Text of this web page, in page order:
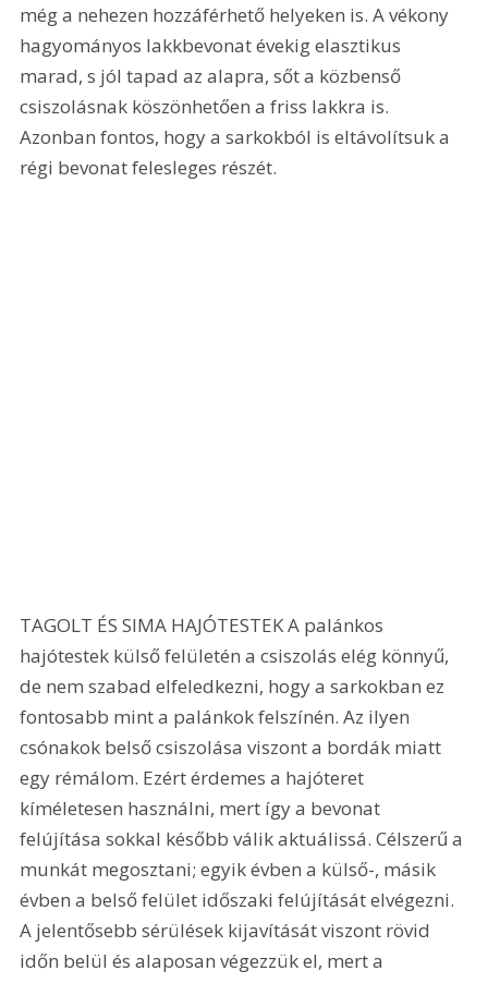
még a nehezen hozzáférhető helyeken is. A vékony
hagyományos lakkbevonat évekig elasztikus
marad, s jól tapad az alapra, sőt a közbenső
csiszolásnak köszönhetően a friss lakkra is.
Azonban fontos, hogy a sarkokból is eltávolítsuk a
régi bevonat felesleges részét.
TAGOLT ÉS SIMA HAJÓTESTEK A palánkos
hajótestek külső felületén a csiszolás elég könnyű,
de nem szabad elfeledkezni, hogy a sarkokban ez
fontosabb mint a palánkok felszínén. Az ilyen
csónakok belső csiszolása viszont a bordák miatt
egy rémálom. Ezért érdemes a hajóteret
kíméletesen használni, mert így a bevonat
felújítása sokkal később válik aktuálissá. Célszerű a
munkát megosztani; egyik évben a külső-, másik
évben a belső felület időszaki felújítását elvégezni.
A jelentősebb sérülések kijavítását viszont rövid
időn belül és alaposan végezzük el, mert a